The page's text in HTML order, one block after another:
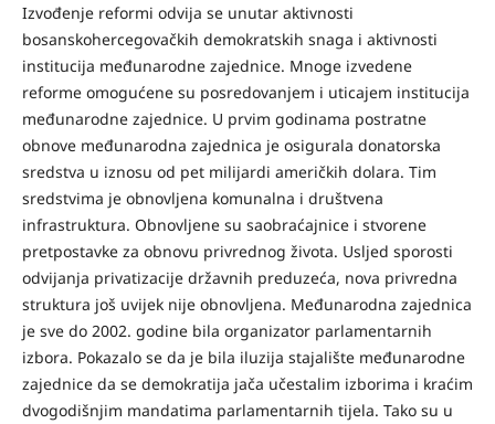
Izvođenje reformi odvija se unutar aktivnosti
bosanskohercegovačkih demokratskih snaga i aktivnosti
institucija međunarodne zajednice. Mnoge izvedene
reforme omogućene su posredovanjem i uticajem institucija
međunarodne zajednice. U prvim godinama postratne
obnove međunarodna zajednica je osigurala donatorska
sredstva u iznosu od pet milijardi američkih dolara. Tim
sredstvima je obnovljena komunalna i društvena
infrastruktura. Obnovljene su saobraćajnice i stvorene
pretpostavke za obnovu privrednog života. Usljed sporosti
odvijanja privatizacije državnih preduzeća, nova privredna
struktura još uvijek nije obnovljena. Međunarodna zajednica
je sve do 2002. godine bila organizator parlamentarnih
izbora. Pokazalo se da je bila iluzija stajalište međunarodne
zajednice da se demokratija jača učestalim izborima i kraćim
dvogodišnjim mandatima parlamentarnih tijela. Tako su u